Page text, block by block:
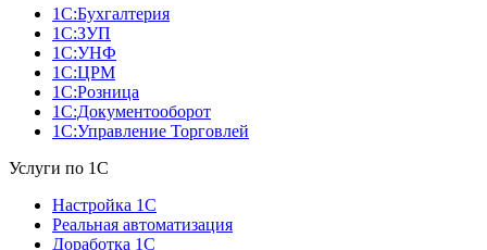
1С:Бухгалтерия
1С:ЗУП
1С:УНФ
1С:ЦРМ
1С:Розница
1С:Документооборот
1С:Управление Торговлей
Услуги по 1С
Настройка 1С
Реальная автоматизация
Доработка 1С